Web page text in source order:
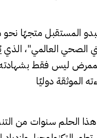
يبدو المستقبل متجهًا
الصحي العالمي"،
ليس فقط
الموثقة دوليًا
الحلم سنوات من